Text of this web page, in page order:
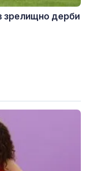
дерби